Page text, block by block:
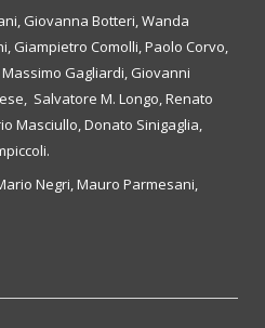
Giovanna Botteri, Wanda
Giampietro Comolli, Paolo Corvo,
Gagliardi, Giovanni
Salvatore M. Longo, Renato
Masciullo, Donato Sinigaglia,
Negri, Mauro Parmesani,